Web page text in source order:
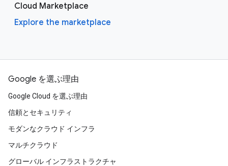
Cloud Marketplace
Explore the marketplace
Google を選ぶ理由
Google Cloud を選ぶ理由
信頼とセキュリティ
モダンなクラウド インフラ
マルチクラウド
グローバル インフラストラクチャ